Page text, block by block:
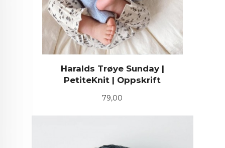
Haralds Trøye Sunday |
PetiteKnit | Oppskrift
Pris
79,00